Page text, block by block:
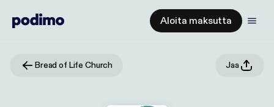
Aloita maksutta
Bread of Life Church Jaa